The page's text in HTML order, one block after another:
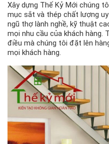
Xây dựng Thế Kỷ Mới chúng
mục sắt và thép chất lượng
ngũ thợ lành nghề, kỹ thuật
mọi nhu cầu của khách hàng.
điều mà chúng tôi đặt lên
mọi khách hàng.